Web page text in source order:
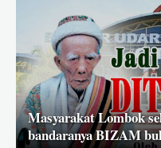
Masyarakat Lombok
bandaranya BIZAM